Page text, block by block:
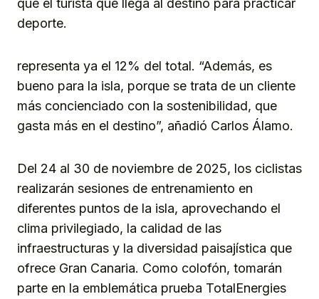
deporte.
representa ya el 12% del total. “Además, es
bueno para la isla, porque se trata de un cliente
más concienciado con la sostenibilidad, que
gasta más en el destino”, añadió Carlos Álamo.
Del 24 al 30 de noviembre de 2025, los ciclistas
realizarán sesiones de entrenamiento en
diferentes puntos de la isla, aprovechando el
clima privilegiado, la calidad de las
infraestructuras y la diversidad paisajística que
ofrece Gran Canaria. Como colofón, tomarán
parte en la emblemática prueba TotalEnergies